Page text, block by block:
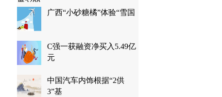
广西“小砂糖橘”体验“雪国
C强一获融资净买入5.49亿
元
中国汽车内饰根据“2供
3”基